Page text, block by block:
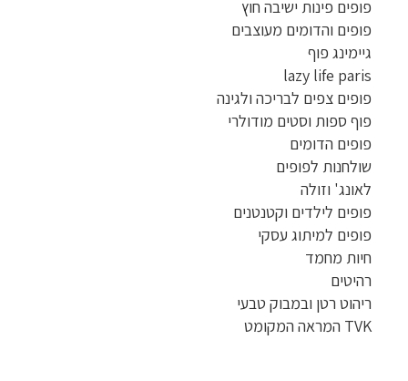
פופים פינות ישיבה חוץ
פופים והדומים מעוצבים
גיימינג פוף
lazy life paris
פופים צפים לבריכה ולגינה
פוף ספות וסטים מודולרי
פופים הדומים
שולחנות לפופים
לאונג' וזולה
פופים לילדים וקטנטנים
פופים למיתוג עסקי
חיות מחמד
רהיטים
ריהוט רטן ובמבוק טבעי
TVK המראה המקומט